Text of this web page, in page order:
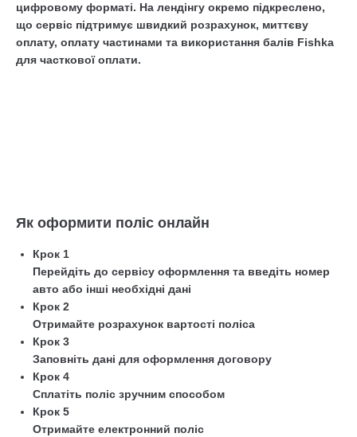
цифровому форматі. На лендінгу окремо підкреслено,
що сервіс підтримує швидкий розрахунок, миттєву
оплату, оплату частинами та використання балів Fishka
для часткової оплати.
Як оформити поліс онлайн
Крок 1
Перейдіть до сервісу оформлення та введіть номер
авто або інші необхідні дані
Крок 2
Отримайте розрахунок вартості поліса
Крок 3
Заповніть дані для оформлення договору
Крок 4
Сплатіть поліс зручним способом
Крок 5
Отримайте електронний поліс